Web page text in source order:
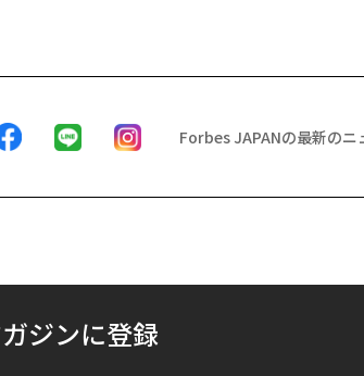
Forbes JAPANの最新のニ
ジンに登録